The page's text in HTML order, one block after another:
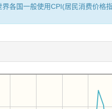
各国一般使用CPI(居民消费价格